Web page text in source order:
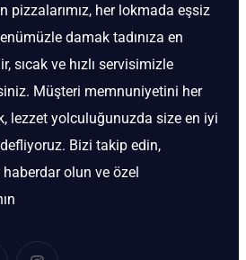
pizzalarımız, her lokmada eşsiz
damak tadınıza en
sıcak ve hızlı servisimizle
Müşteri memnuniyetini her
lezzet yolculuğunuzda size en iyi
Bizi takip edin,
olun ve özel